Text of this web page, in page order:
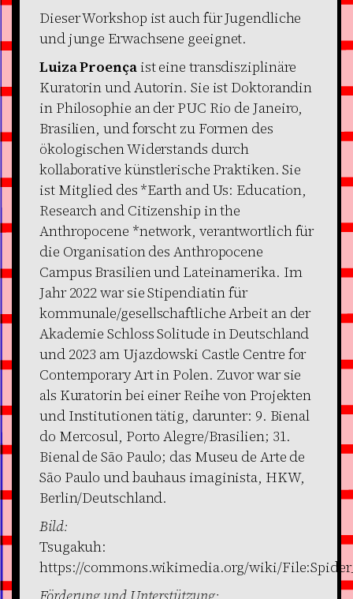
Dieser Workshop ist auch für Jugendliche
und junge Erwachsene geeignet.
Luiza Proençaist eine transdisziplinäre
Kuratorin und Autorin. Sie ist Doktorandin
in Philosophie an der PUC Rio de Janeiro,
Brasilien, und forscht zu Formen des
ökologischen Widerstands durch
kollaborative künstlerische Praktiken. Sie
ist Mitglied des *Earth and Us: Education,
Research and Citizenship in the
Anthropocene *network, verantwortlich für
die Organisation des Anthropocene
Campus Brasilien und Lateinamerika. Im
Jahr 2022 war sie Stipendiatin für
kommunale/gesellschaftliche Arbeit an der
Akademie Schloss Solitude in Deutschland
und 2023 am Ujazdowski Castle Centre for
Contemporary Art in Polen. Zuvor war sie
als Kuratorin bei einer Reihe von Projekten
und Institutionen tätig, darunter: 9. Bienal
do Mercosul, Porto Alegre/Brasilien; 31.
Bienal de São Paulo; das Museu de Arte de
São Paulo und bauhaus imaginista, HKW,
Berlin/Deutschland.
Bild:
Tsugakuh:
https://commons.wikimedia.org/wiki/